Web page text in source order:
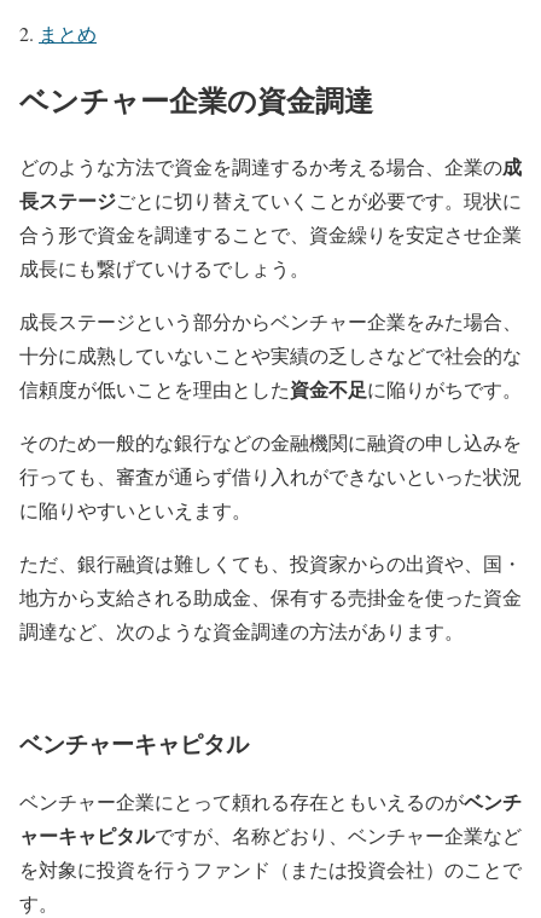
まとめ
ベンチャー企業の資金調達
どのような方法で資金を調達するか考える場合、企業の成
長ステージごとに切り替えていくことが必要です。現状に
合う形で資金を調達することで、資金繰りを安定させ企業
成長にも繋げていけるでしょう。
成長ステージという部分からベンチャー企業をみた場合、
十分に成熟していないことや実績の乏しさなどで社会的な
信頼度が低いことを理由とした資金不足に陥りがちです。
そのため一般的な銀行などの金融機関に融資の申し込みを
行っても、 審査が通らず借り入れができないといった状況
に陥りやすいといえます。
ただ、銀行融資は難しくても、投資家からの出資や、国・
地方から支給される助成金、保有する売掛金を使った資金
調達など、次のような資金調達の方法があります。
ベンチャーキャピタル
ベンチャー企業にとって頼れる存在ともいえるのがベンチ
ャーキャピタルですが、名称どおり、 ベンチャー企業など
を対象に投資を行うファンド（または投資会社） のことで
す。